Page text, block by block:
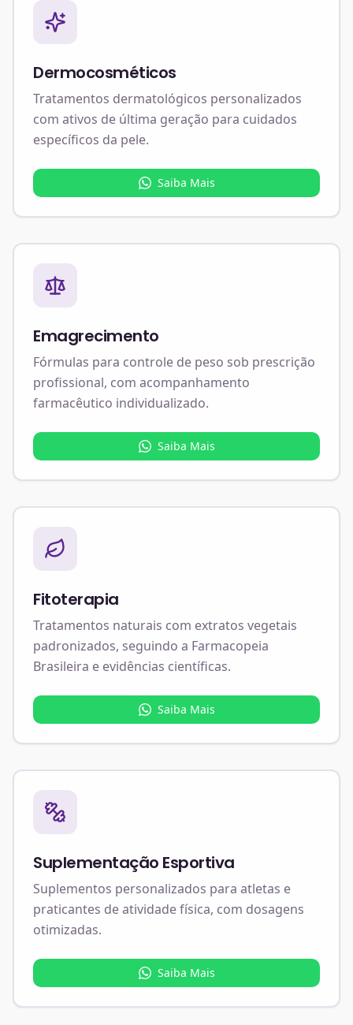
Dermocosméticos
Tratamentos dermatológicos personalizados
com ativos de última geração para cuidados
específicos da pele.
Saiba Mais
Emagrecimento
Fórmulas para controle de peso sob prescrição
profissional, com acompanhamento
farmacêutico individualizado.
Saiba Mais
Fitoterapia
Tratamentos naturais com extratos vegetais
padronizados, seguindo a Farmacopeia
Brasileira e evidências científicas.
Saiba Mais
Suplementação Esportiva
Suplementos personalizados para atletas e
praticantes de atividade física, com dosagens
otimizadas.
Saiba Mais